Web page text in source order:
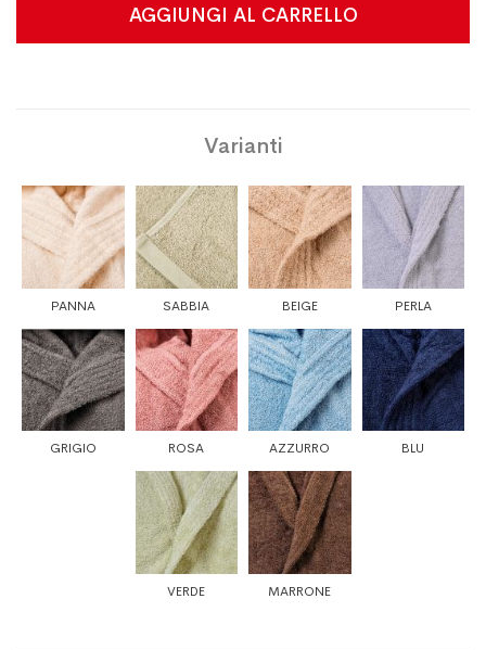
AGGIUNGI AL CARRELLO
Varianti
PANNA SABBIA BEIGE PERLA
GRIGIO ROSA AZZURRO BLU
VERDE MARRONE